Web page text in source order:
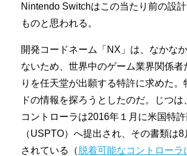
Nintendo Switchはこの当たり前の設
ものと思われる。
開発コードネーム「NX」は、なかな
ないため、世界中のゲーム業界関係者
りを任天堂が出願する特許に求めた。
ドの情報を探ろうとしたのだ。じつは
コントローラは2016年１月に米国特
（USPTO）へ提出され、その書類は
されている（ 脱着可能なコントローラ